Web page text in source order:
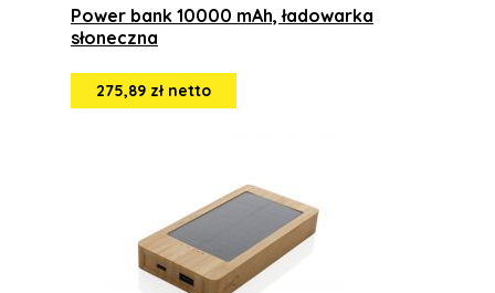
Power bank 10000 mAh, ładowarka
słoneczna
275,89 zł netto